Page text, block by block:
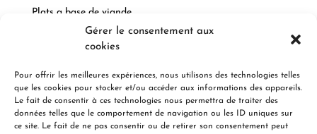
Gérer le consentement aux
cookies
Pour offrir les meilleures expériences, nous utilisons des technologies telles
que les cookies pour stocker et/ou accéder aux informations des appareils.
Le fait de consentir à ces technologies nous permettra de traiter des
données telles que le comportement de navigation ou les ID uniques sur
ce site. Le fait de ne pas consentir ou de retirer son consentement peut
Plats a base de viande
Plats végétarien
NEWSLETTERS